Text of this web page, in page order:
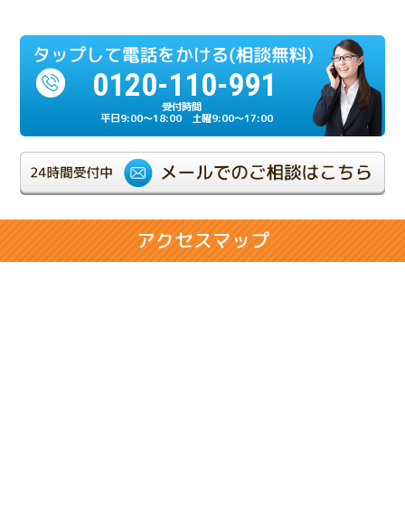
2024.07.17
相続人の一人が重度の認知症だったケース
2024.06.21
相続が複雑化しやすい兄弟相続のケース
相続人同士の折り合いが悪いケース
0120-110-991
平日9:00～18:00 土曜9:00～17:00
アクセスマップ